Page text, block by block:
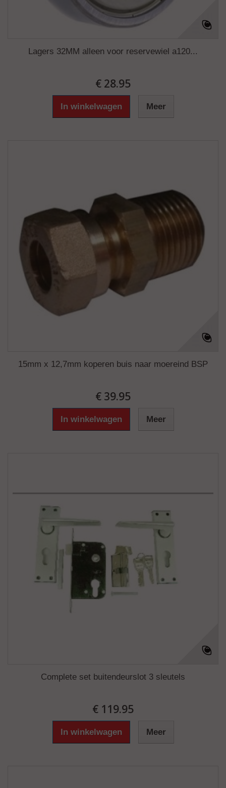
Lagers 32MM alleen voor reservewiel a120...
€ 28.95
In winkelwagen Meer
15mm x 12,7mm koperen buis naar moereind BSP
€ 39.95
In winkelwagen Meer
Complete set buitendeurslot 3 sleutels
€ 119.95
In winkelwagen Meer